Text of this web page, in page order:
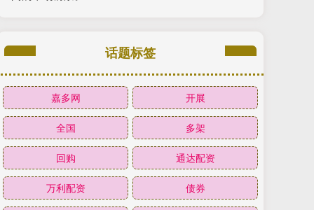
话题标签
嘉多网 开展
全国 多架
回购 通达配资
万利配资 债券